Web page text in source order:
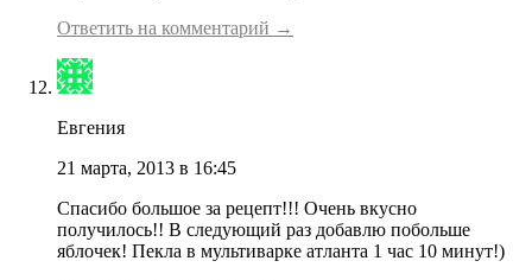
Ответить на комментарий →
Евгения
21 марта, 2013 в 16:45
Спасибо большое за рецепт!!! Очень вкусно
получилось!! В следующий раз добавлю побольше
яблочек! Пекла в мультиварке атланта 1 час 10 минут!)